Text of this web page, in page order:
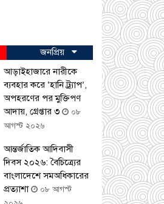
জনপ্রিয়
আড়াইহাজারে নারীকে
ব্যবহার করে ‘হানি ট্র্যাপ’,
অপহরণের পর মুক্তিপণ
আদায়, গ্রেপ্তার ৩
০৮
আগস্ট ২০২৬
আন্তর্জাতিক আদিবাসী
দিবস ২০২৬: বৈচিত্র্যের
বাংলাদেশে সমঅধিকারের
প্রত্যাশা
০৮ আগস্ট